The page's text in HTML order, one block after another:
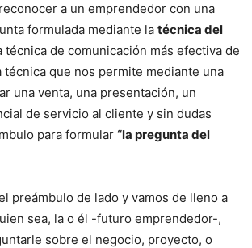
a un emprendedor con una
formulada mediante la técnica del
técnica de comunicación más efectiva de
técnica que nos permite mediante una
una venta, una presentación, un
de servicio al cliente y sin dudas
para formular “la pregunta del
preámbulo de lado y vamos de lleno a
sea, la o él -futuro emprendedor-,
sobre el negocio, proyecto, o